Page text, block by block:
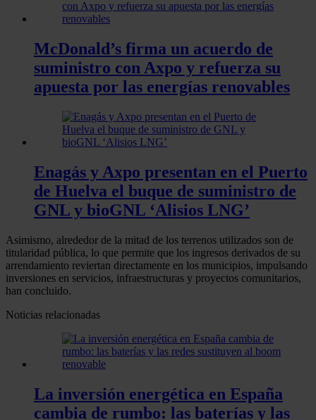
McDonald’s firma un acuerdo de
suministro con Axpo y refuerza su
apuesta por las energías renovables
Enagás y Axpo presentan en el Puerto
de Huelva el buque de suministro de
GNL y bioGNL ‘Alisios LNG’
Asimismo, alrededor de la mitad de los terrenos utilizados son de
titularidad pública, lo que permite que los ingresos derivados de su
arrendamiento reviertan directamente en los municipios, impulsando
inversiones en servicios, infraestructuras y proyectos comunitarios,
han concluido.
Noticias relacionadas
La inversión energética en España
cambia de rumbo: las baterías y las